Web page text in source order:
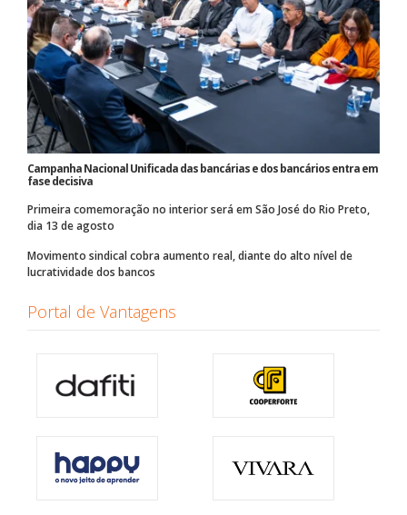
Campanha Nacional Unificada das bancárias e dos bancários entra em
fase decisiva
Primeira comemoração no interior será em São José do Rio Preto,
dia 13 de agosto
Movimento sindical cobra aumento real, diante do alto nível de
lucratividade dos bancos
Portal de Vantagens